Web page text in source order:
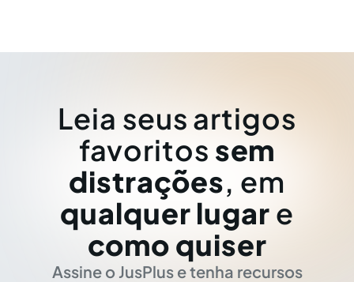
Leia seus artigos
favoritos sem
distrações, em
qualquer lugar e
como quiser
Assine o JusPlus e tenha recursos